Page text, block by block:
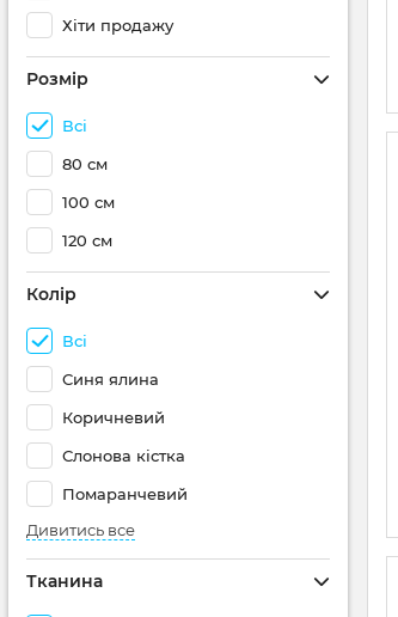
Хіти продажу
Розмір
Всі
80 см
100 см
120 см
Колір
Всі
Синя ялина
Коричневий
Слонова кістка
Помаранчевий
Дивитись все
Тканина